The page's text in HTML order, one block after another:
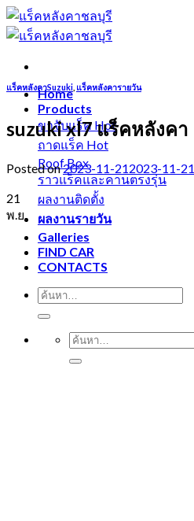
Skip
to
content
Home
Products
ขาจับแร็ค
ถาดแร็ค
Roof Box
ราวแร็คและคานตรงรุ่น
ผลงานติดตั้ง
ผลงานรายวัน
Galleries
FIND CAR
CONTACTS
แร็คหลังคาSuzuki แร็คหลังคารายวัน
suzuki xl7 แร็คหลังคา
Posted on2023-11-212023-11-21
21
พ.ย.